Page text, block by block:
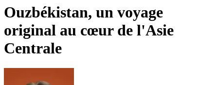
Ouzbékistan, un voyage
original au cœur de l'Asie
Centrale